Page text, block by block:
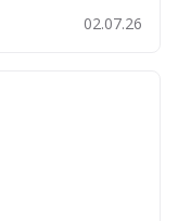
02.07.26